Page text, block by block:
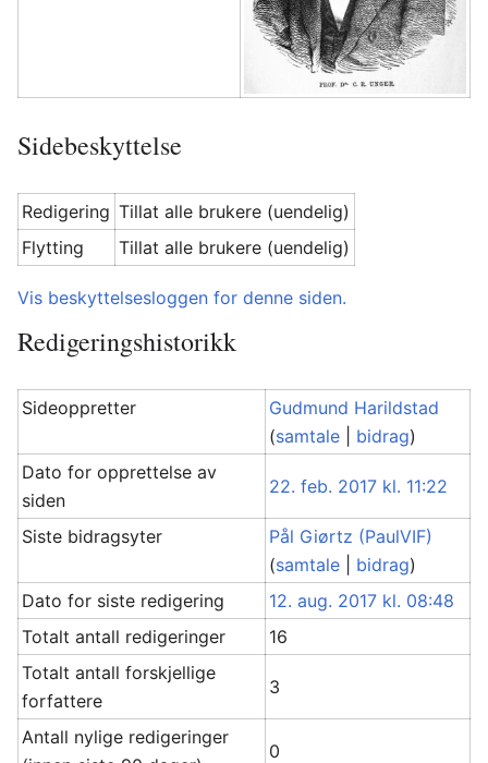
Sidebeskyttelse
Redigering Tillat alle brukere (uendelig)
Flytting
Tillat alle brukere (uendelig)
Vis beskyttelsesloggen for denne siden.
Redigeringshistorikk
Sideoppretter
Gudmund Harildstad
(samtale bidrag)
Dato for opprettelse av
siden
22. feb. 2017 kl. 11:22
Siste bidragsyter
Pål Giørtz (PaulVIF)
(samtale bidrag)
Dato for siste redigering
12. aug. 2017 kl. 08:48
Totalt antall redigeringer
16
Totalt antall forskjellige
forfattere
3
Antall nylige redigeringer
0